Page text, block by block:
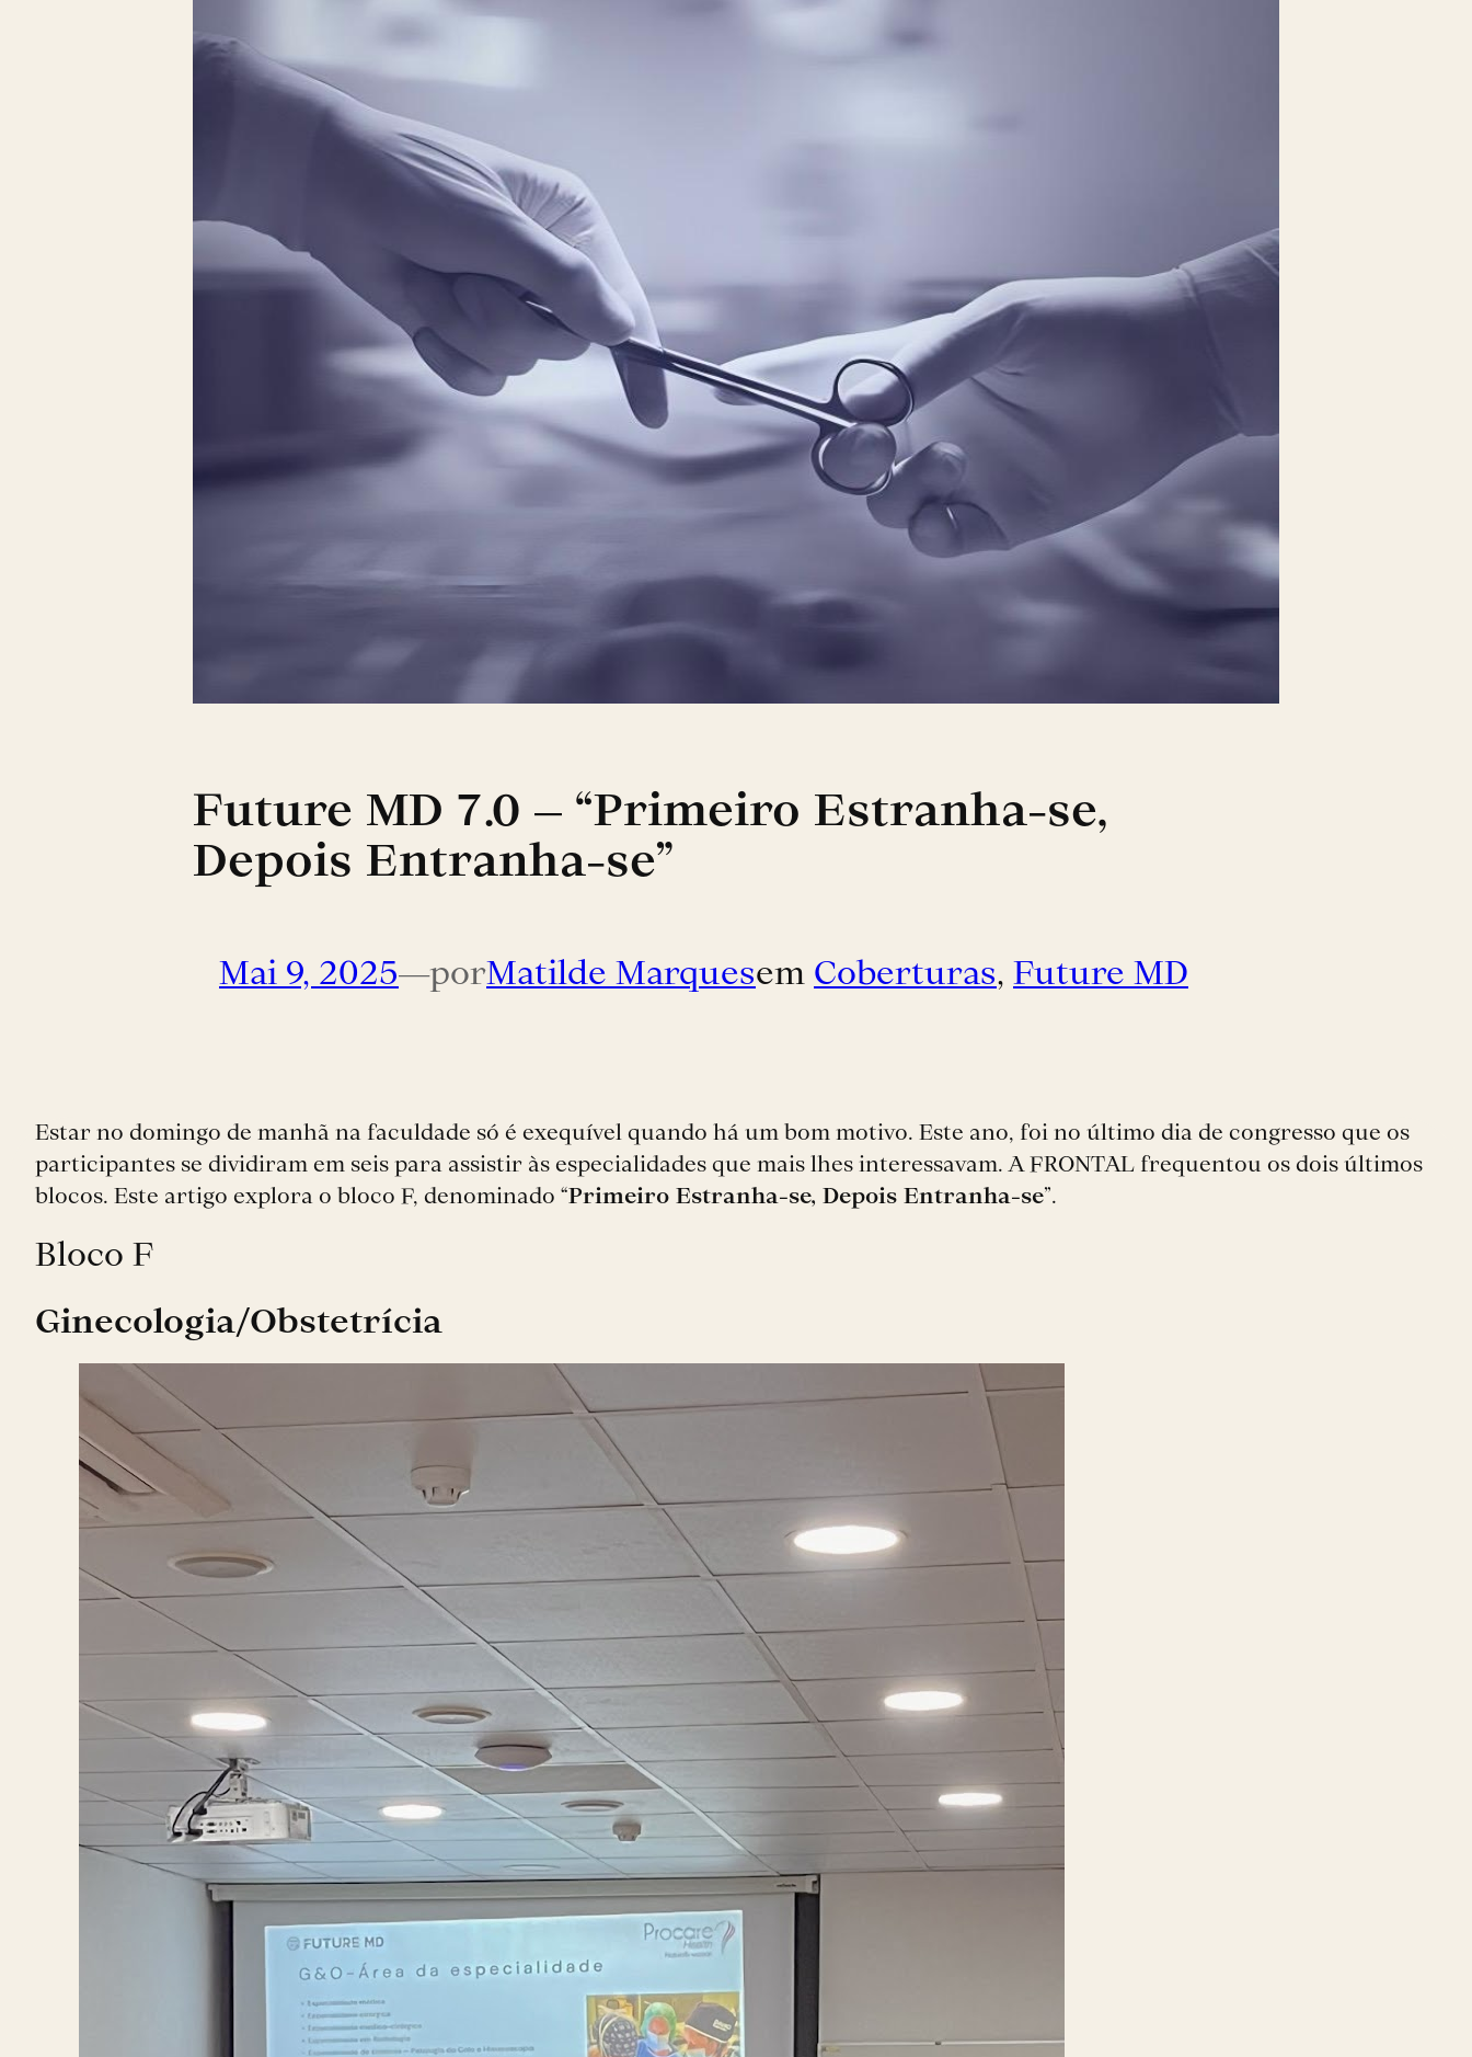
Future MD 7.0 – “Primeiro Estranha-se,
Depois Entranha-se”
Mai 9, 2025—porMatilde Marquesem Coberturas, Future MD
Estar no domingo de manhã na faculdade só é exequível quando há um bom motivo. Este ano, foi no último dia de congresso que os
participantes se dividiram em seis para assistir às especialidades que mais lhes interessavam. A FRONTAL frequentou os dois últimos
blocos. Este artigo explora o bloco F, denominado “Primeiro Estranha-se, Depois Entranha-se”.
Bloco F
Ginecologia/Obstetrícia